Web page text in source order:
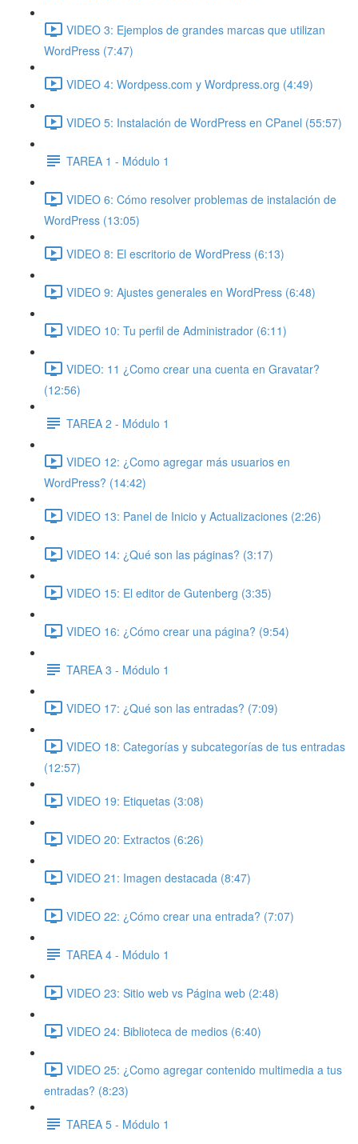
VIDEO 3: Ejemplos de grandes marcas que utilizan
WordPress (7:47)
VIDEO 4: Wordpess.com y Wordpress.org (4:49)
VIDEO 5: Instalación de WordPress en CPanel (55:57)
TAREA 1 - Módulo 1
VIDEO 6: Cómo resolver problemas de instalación de
WordPress (13:05)
VIDEO 8: El escritorio de WordPress (6:13)
VIDEO 9: Ajustes generales en WordPress (6:48)
VIDEO 10: Tu perfil de Administrador (6:11)
VIDEO: 11 ¿Como crear una cuenta en Gravatar?
(12:56)
TAREA 2 - Módulo 1
VIDEO 12: ¿Como agregar más usuarios en
WordPress? (14:42)
VIDEO 13: Panel de Inicio y Actualizaciones (2:26)
VIDEO 14: ¿Qué son las páginas? (3:17)
VIDEO 15: El editor de Gutenberg (3:35)
VIDEO 16: ¿Cómo crear una página? (9:54)
TAREA 3 - Módulo 1
VIDEO 17: ¿Qué son las entradas? (7:09)
VIDEO 18: Categorías y subcategorías de tus entradas
(12:57)
VIDEO 19: Etiquetas (3:08)
VIDEO 20: Extractos (6:26)
VIDEO 21: Imagen destacada (8:47)
VIDEO 22: ¿Cómo crear una entrada? (7:07)
TAREA 4 - Módulo 1
VIDEO 23: Sitio web vs Página web (2:48)
VIDEO 24: Biblioteca de medios (6:40)
VIDEO 25: ¿Como agregar contenido multimedia a tus
entradas? (8:23)
TAREA 5 - Módulo 1